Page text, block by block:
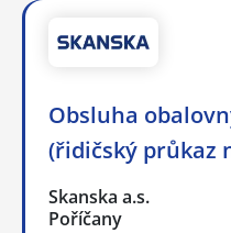
Obsluha
(řidičský průkaz
Skanska a.s.
Poříčany